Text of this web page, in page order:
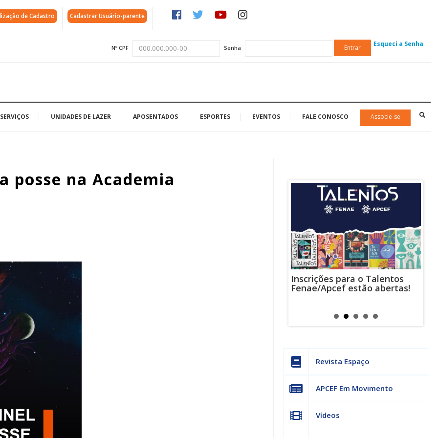
de Cadastro Cadastrar Usuário-parente
Nº CPF Senha Entrar Esqueci a Senha
SERVIÇOS UNIDADES DE LAZER APOSENTADOS ESPORTES EVENTOS FALE CONOSCO Associe-se
posse na Academia
Esporte em movimento:
confira os treinos esportivos
oferecidos pela Apcef/SP
Inscrições para o Talentos
Fenae/Apcef estão abertas!
Revista Espaço
APCEF Em Movimento
Vídeos